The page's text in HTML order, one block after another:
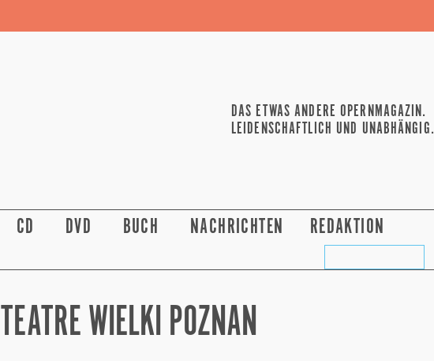
DAS ETWAS ANDERE OPERNMAGAZIN.
LEIDENSCHAFTLICH UND UNABHÄNGIG.
CD DVD BUCH NACHRICHTEN REDAKTION
TEATRE WIELKI POZNAN